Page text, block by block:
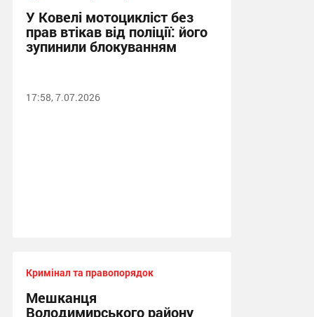
У Ковелі мотоцикліст без
прав втікав від поліції: його
зупинили блокуванням
17:58, 7.07.2026
Кримінал та правопорядок
Мешканця
Володимирського району